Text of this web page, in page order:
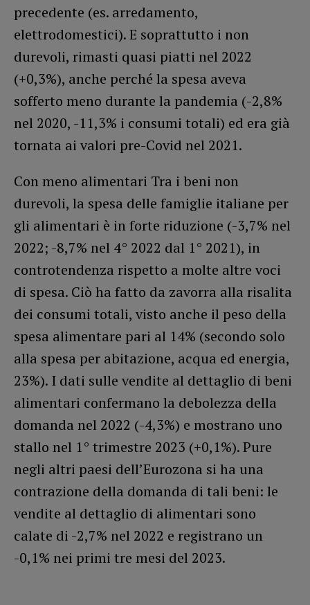
precedente (es. arredamento,
elettrodomestici). E soprattutto i non
durevoli, rimasti quasi piatti nel 2022
(+0,3%), anche perché la spesa aveva
sofferto meno durante la pandemia (-2,8%
nel 2020, -11,3% i consumi totali) ed era già
tornata ai valori pre-Covid nel 2021.
Con meno alimentari Tra i beni non
durevoli, la spesa delle famiglie italiane per
gli alimentari è in forte riduzione (-3,7% nel
2022; -8,7% nel 4° 2022 dal 1° 2021), in
controtendenza rispetto a molte altre voci
di spesa. Ciò ha fatto da zavorra alla risalita
dei consumi totali, visto anche il peso della
spesa alimentare pari al 14% (secondo solo
alla spesa per abitazione, acqua ed energia,
23%). I dati sulle vendite al dettaglio di beni
alimentari confermano la debolezza della
domanda nel 2022 (-4,3%) e mostrano uno
stallo nel 1° trimestre 2023 (+0,1%). Pure
negli altri paesi dell’Eurozona si ha una
contrazione della domanda di tali beni: le
vendite al dettaglio di alimentari sono
calate di -2,7% nel 2022 e registrano un
-0,1% nei primi tre mesi del 2023.